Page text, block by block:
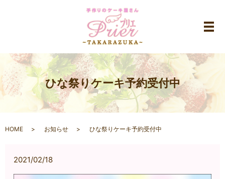
メ
ひな祭りケーキ予約受付中
HOME お知らせ ひな祭りケーキ予約受付中
2021/02/18